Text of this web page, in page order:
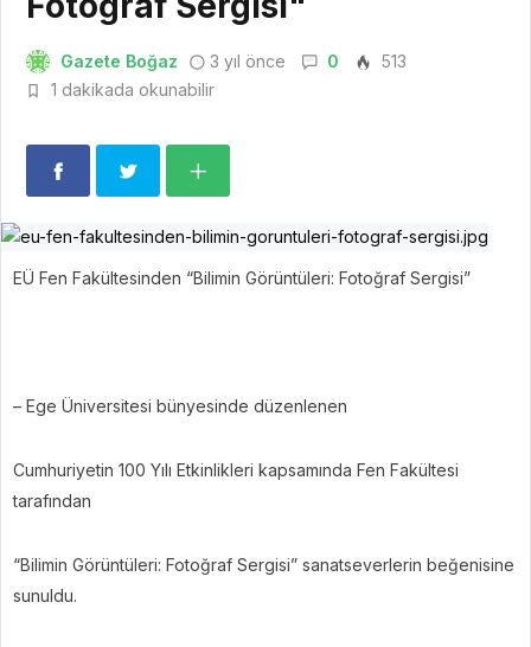
Gazete Boğaz 3 yıl önce 0
513
1 dakikada okunabilir
EÜ Fen Fakültesinden “Bilimin Görüntüleri: Fotoğraf Sergisi”
– Ege Üniversitesi bünyesinde düzenlenen
Cumhuriyetin 100 Yılı Etkinlikleri kapsamında Fen Fakültesi
tarafından
“Bilimin Görüntüleri: Fotoğraf Sergisi” sanatseverlerin beğenisine
sunuldu.